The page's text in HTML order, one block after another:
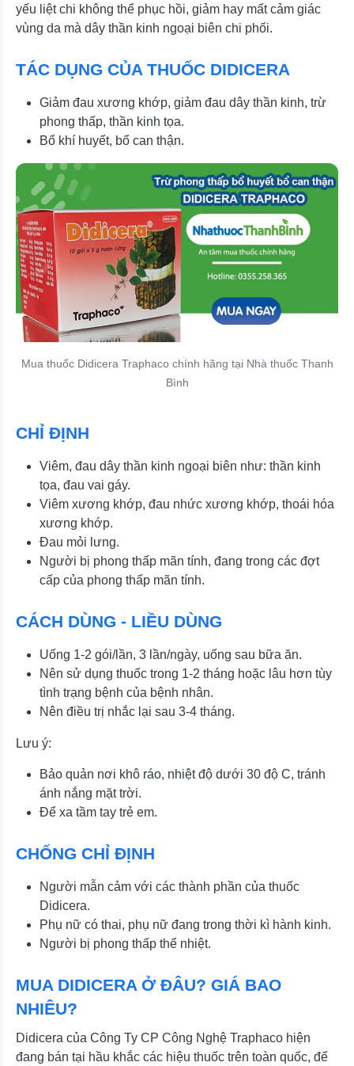
yếu liệt chi không thể phục hồi, giảm hay mất cảm giác
vùng da mà dây thần kinh ngoại biên chi phối.
TÁC DỤNG CỦA THUỐC DIDICERA
Giảm đau xương khớp, giảm đau dây thần kinh, trừ
phong thấp, thần kinh tọa.
Bổ khí huyết, bổ can thận.
Mua thuốc Didicera Traphaco chính hãng tại Nhà thuốc Thanh
Bình
CHỈ ĐỊNH
Viêm, đau dây thần kinh ngoại biên như: thần kinh
tọa, đau vai gáy.
Viêm xương khớp, đau nhức xương khớp, thoái hóa
xương khớp.
Đau mỏi lưng.
Người bị phong thấp mãn tính, đang trong các đợt
cấp của phong thấp mãn tính.
CÁCH DÙNG - LIỀU DÙNG
Uống 1-2 gói/lần, 3 lần/ngày, uống sau bữa ăn.
Nên sử dụng thuốc trong 1-2 tháng hoặc lâu hơn tùy
tình trạng bệnh của bệnh nhân.
Nên điều trị nhắc lại sau 3-4 tháng.
Lưu ý:
Bảo quản nơi khô ráo, nhiệt độ dưới 30 độ C, tránh
ánh nắng mặt trời.
Để xa tầm tay trẻ em.
CHỐNG CHỈ ĐỊNH
Người mẫn cảm với các thành phần của thuốc
Didicera.
Phụ nữ có thai, phụ nữ đang trong thời kì hành kinh.
Người bị phong thấp thể nhiệt.
MUA DIDICERA Ở ĐÂU? GIÁ BAO
NHIÊU?
Didicera của Công Ty CP Công Nghệ Traphaco hiện
đang bán tại hầu khắc các hiệu thuốc trên toàn quốc, để